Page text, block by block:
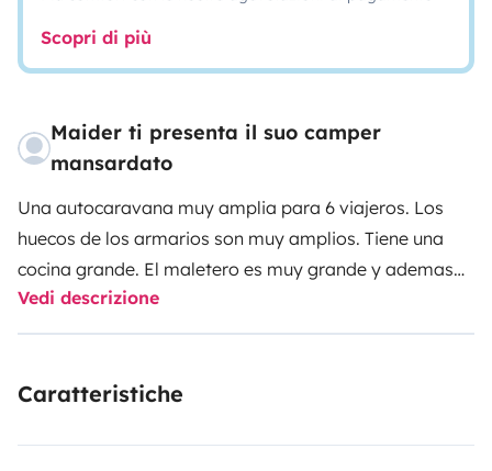
Scopri di più
Maider ti presenta il suo camper
mansardato
Una autocaravana muy amplia para 6 viajeros. Los
huecos de los armarios son muy amplios. Tiene una
cocina grande. El maletero es muy grande y ademas
tiene acceso desde el interior de la autocaravana, lo
que es muy practico. Ventanas muy grandes lo que le
la capuchina no sea muy bonita, es mucho mas
Vedi descrizione
Caratteristiche